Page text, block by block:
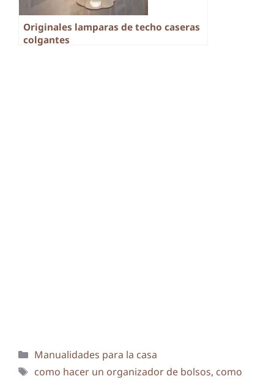
Originales lamparas de techo caseras
colgantes
Categorías
Manualidades para la casa
Etiquetas
como hacer un organizador de bolsos, como